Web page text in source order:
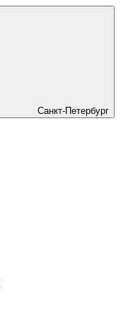
Санкт-Петербург